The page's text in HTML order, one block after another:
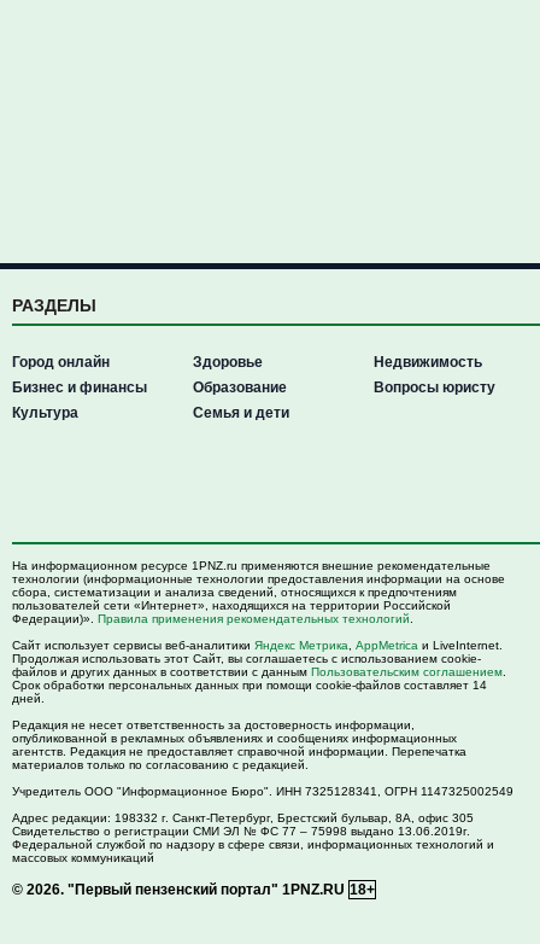
РАЗДЕЛЫ
Город онлайн
Бизнес и финансы
Культура
Здоровье
Образование
Семья и дети
Недвижимость
Вопросы юристу
На информационном ресурсе 1PNZ.ru применяются внешние рекомендательные
технологии (информационные технологии предоставления информации на основе
сбора, систематизации и анализа сведений, относящихся к предпочтениям
пользователей сети «Интернет», находящихся на территории Российской
Федерации)». Правила применения рекомендательных технологий
Сайт использует сервисы веб-аналитики Яндекс Метрика AppMetrica и LiveInternet.
Продолжая использовать этот Сайт, вы соглашаетесь с использованием cookie-
файлов и других данных в соответствии с данным Пользовательским соглашением
Срок обработки персональных данных при помощи cookie-файлов составляет 14
дней.
Редакция не несет ответственность за достоверность информации,
опубликованной в рекламных объявлениях и сообщениях информационных
агентств. Редакция не предоставляет справочной информации. Перепечатка
материалов только по согласованию с редакцией.
Учредитель ООО "Информационное Бюро". ИНН 7325128341, ОГРН 1147325002549
Адрес редакции: 198332 г. Санкт-Петербург, Брестский бульвар, 8А, офис 305
Свидетельство о регистрации СМИ ЭЛ № ФС 77 – 75998 выдано 13.06.2019г.
Федеральной службой по надзору в сфере связи, информационных технологий и
массовых коммуникаций
© 2026. "Первый пензенский портал" 1PNZ.RU 18+